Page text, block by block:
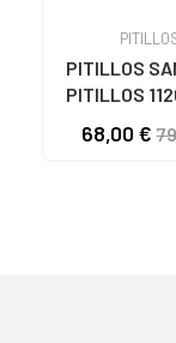
PITILLOS
PITILLOS
HEBILLA
68,00 €